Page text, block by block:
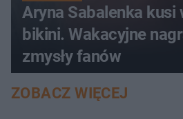
Aryna Sabalenka kusi
bikini. Wakacyjne
zmysły fanów
ZOBACZ WIĘCEJ